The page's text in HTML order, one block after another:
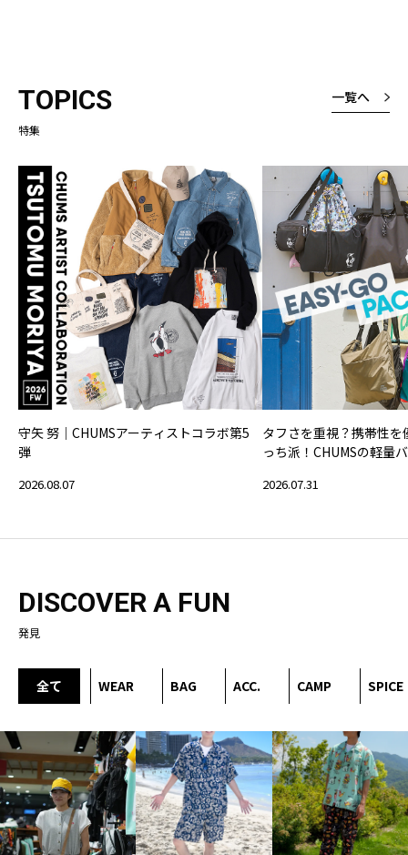
TOPICS
特集
一覧へ
守矢 努｜CHUMSアーティストコラボ第5
弾
2026.08.07
タフさを重視？携帯性
っち派！CHUMSの軽量
2026.07.31
DISCOVER A FUN
発見
全て WEAR BAG ACC. CAMP SPICE